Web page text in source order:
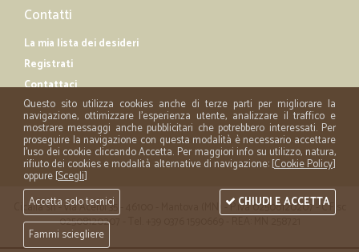
Contatti
La mia lista dei desideri
Registrati
Contattaci
Cicalia srl - via Acerbi 35 - 46100 - Mantova (MN) - P.iva 02508120207 - C.Fisc
02508120207 - Tel. +39 0376 1590669 - REA: MN 258721
Questo sito utilizza cookies anche di terze parti per migliorare la
navigazione, ottimizzare l'esperienza utente, analizzare il traffico e
mostrare messaggi anche pubblicitari che potrebbero interessati. Per
proseguire la navigazione con questa modalità è necessario accettare
l'uso dei cookie cliccando Accetta. Per maggiori info su utilizzo, natura,
rifiuto dei cookies e modalità alternative di navigazione: [Cookie Policy]
oppure [Scegli]
Accetta solo tecnici
Fammi sciegliere
CHIUDI E ACCETTA